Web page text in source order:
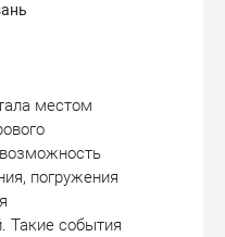
местом
погружения
Такие события